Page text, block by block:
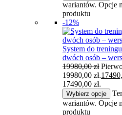
wariantów. Opcje
produktu
-12%
System do
dwóch osób –
19980,00zł
19980,00 zł.
17490,00 zł.
Wybierz opcje
wariantów. Opcje
produktu